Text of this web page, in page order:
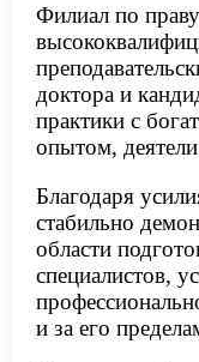
Филиал по
доктора и
практики с
опытом,
Благодаря
стабильно
области
специалистов,
и за его